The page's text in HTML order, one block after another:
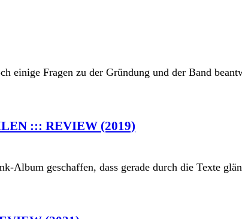
einige Fragen zu der Gründung und der Band
::: REVIEW (2019)
Album geschaffen, dass gerade durch die Texte